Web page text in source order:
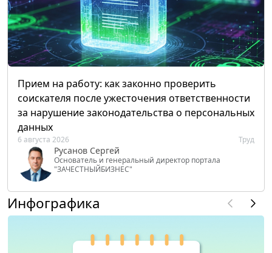
Прием на работу: как законно проверить
соискателя после ужесточения ответственности
за нарушение законодательства о персональных
данных
6 августа 2026 Труд
Русанов Сергей
Основатель и генеральный директор портала
"ЗАЧЕСТНЫЙБИЗНЕС"
Инфографика